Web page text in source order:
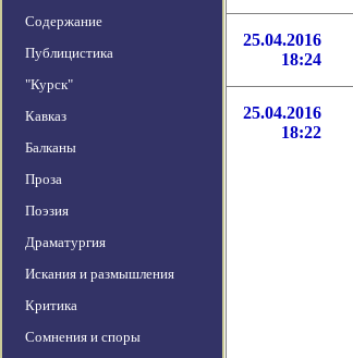
Содержание
Публицистика
"Курск"
Кавказ
Балканы
Проза
Поэзия
Драматургия
Искания и размышления
Критика
Сомнения и споры
25.04.2016
18:24
25.04.2016
18:22